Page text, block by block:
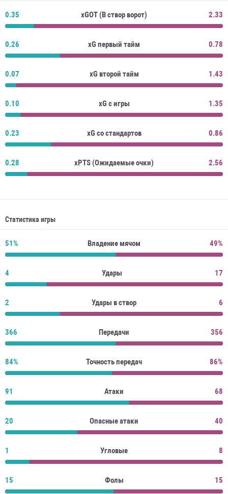
0.35 xGOT (В створ ворот) 2.33
0.26 xG первый тайм 0.78
0.07 xG второй тайм 1.43
0.10 xG с игры 1.35
0.23 xG со стандартов 0.86
0.28 xPTS (Ожидаемые очки) 2.56
Статистика игры
51% Владение мячом 49%
4 Удары 17
2 Удары в створ 6
366 Передачи 356
84% Точность передач 86%
91 Атаки 68
20 Опасные атаки 40
1 Угловые 8
15 Фолы 15